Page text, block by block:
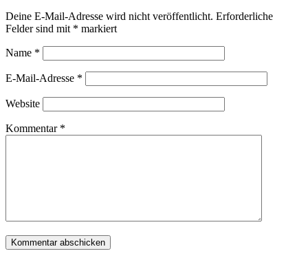
Deine E-Mail-Adresse wird nicht veröffentlicht. Erforderliche
Felder sind mit * markiert
Name *
E-Mail-Adresse *
Website
Kommentar *